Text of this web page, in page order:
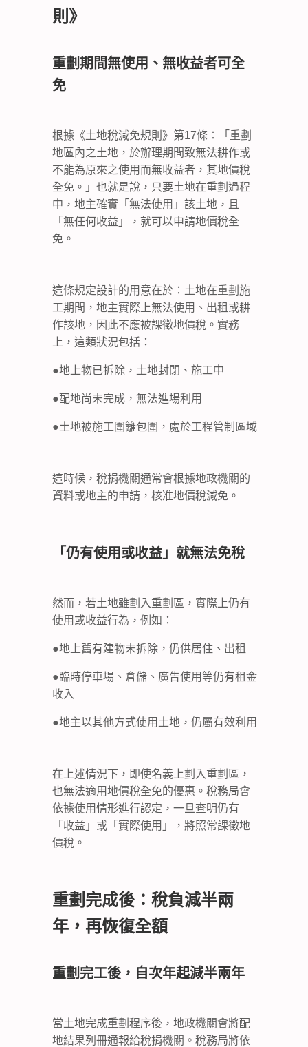
則》
重劃期間無使用、無收益者可全
免
根據《土地稅減免規則》第17條：「重劃
地區內之土地，於辦理期間致無法耕作或
不能為原來之使用而無收益者，其地價稅
全免。」也就是說，只要土地在重劃過程
中，地主確實「無法使用」該土地，且
「無任何收益」，就可以申請地價稅全
免。
這條規定設計的用意在於：土地在重劃施
工期間，地主實際上無法使用、出租或耕
作該地，因此不應被課徵地價稅。實務
上，這類狀況包括：
●地上物已拆除，土地封閉、施工中
●配地尚未完成，無法進場利用
●土地被施工圍籬包圍，處於工程管制區域
這時候，稅捐機關通常會根據地政機關的
資料或地主的申請，核准地價稅減免。
「仍有使用或收益」就無法免稅
然而，若土地雖劃入重劃區，實際上仍有
使用或收益行為，例如：
●地上舊有建物未拆除，仍供居住、出租
●臨時停車場、倉儲、廣告使用等仍有租金
收入
●地主以其他方式使用土地，仍屬有效利用
在上述情況下，即使名義上劃入重劃區，
也無法適用地價稅全免的優惠。稅務局會
依據使用情形進行認定，一旦查明仍有
「收益」或「實際使用」，將照常課徵地
價稅。
重劃完成後：稅負減半兩
年，再恢復全額
重劃完工後，自次年起減半兩年
當土地完成重劃程序後，地政機關會將配
地結果列冊通報給稅捐機關。稅務局將依